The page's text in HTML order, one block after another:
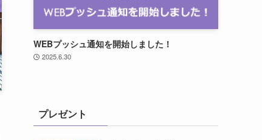
WEBプッシュ通知を開始しました！
2025.6.30
プレゼント